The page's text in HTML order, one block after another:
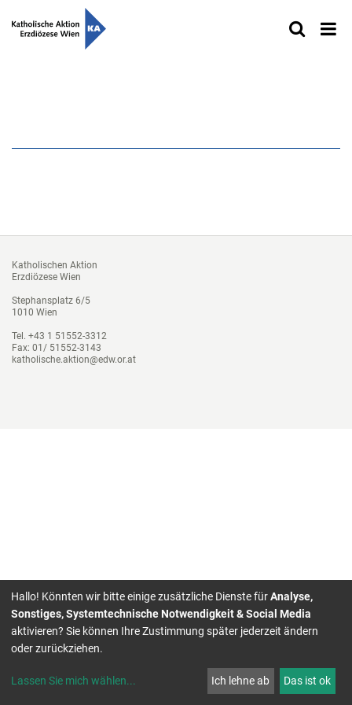
Katholischen Aktion
Erzdiözese Wien
Stephansplatz 6/5
1010 Wien
Tel. +43 1 51552-3312
Fax: 01/ 51552-3143
katholische.aktion@edw.or.at
Hallo! Könnten wir bitte einige zusätzliche Dienste fürAnalyse,
Sonstiges, Systemtechnische Notwendigkeit & Social Media
aktivieren? Sie können Ihre Zustimmung später jederzeit ändern
oder zurückziehen.
Lassen Sie mich wählen... Ich lehne ab Das ist ok